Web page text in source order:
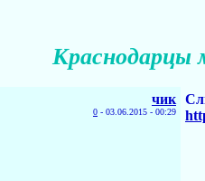
Краснодарцы
чик
0 - 03.06.2015 - 00:29